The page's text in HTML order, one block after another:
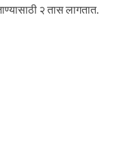
२ तास लागतात.